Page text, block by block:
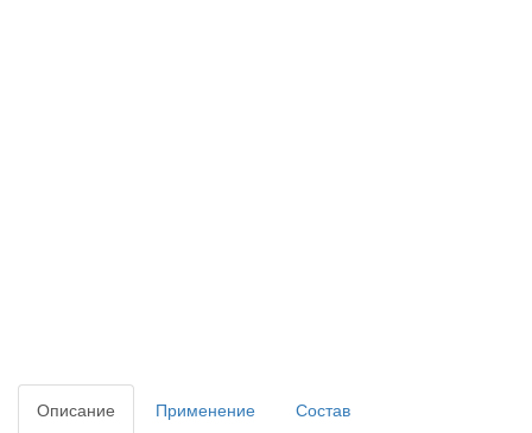
Описание Применение
Состав